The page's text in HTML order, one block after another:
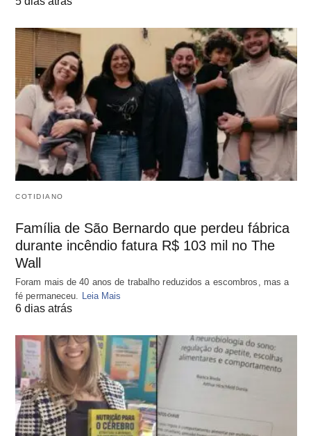
COTIDIANO
Família de São Bernardo que perdeu fábrica
durante incêndio fatura R$ 103 mil no The
Wall
Foram mais de 40 anos de trabalho reduzidos a escombros, mas a
fé permaneceu. Leia Mais
6 dias atrás